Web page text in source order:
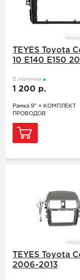
TEYES Toyota
10 E140 E150
В наличии
1 200 р.
Рамка 9" + КОМПЛЕКТ
ПРОВОДОВ
TEYES Toyota
2006-2013